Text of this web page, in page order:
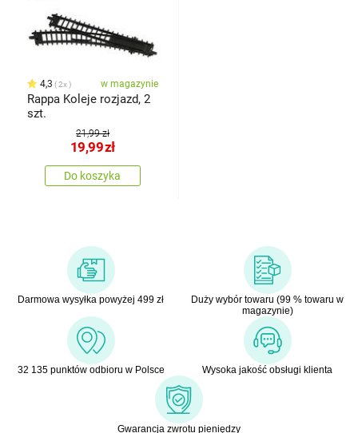
4,3 2x w magazynie
Rappa Koleje rozjazd, 2
szt.
21,99 zł
19,99zł
Do koszyka
Darmowa wysyłka powyżej 499 zł
Duży wybór towaru (99 % towaru w
magazynie)
32 135 punktów odbioru w Polsce Wysoka jakość obsługi klienta
Gwarancja zwrotu pieniędzy